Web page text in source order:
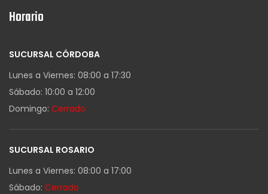
Horario
SUCURSAL CÓRDOBA
Lunes a Viernes: 08:00 a 17:30
Sábado: 10:00 a 12:00
Domingo: Cerrado
SUCURSAL ROSARIO
Lunes a Viernes: 08:00 a 17:00
Sábado: Cerrado